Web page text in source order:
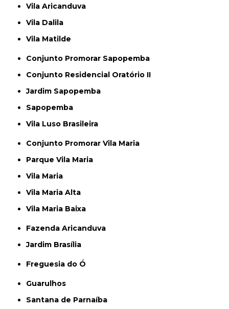
Vila Aricanduva
Vila Dalila
Vila Matilde
Conjunto Promorar Sapopemba
Conjunto Residencial Oratório II
Jardim Sapopemba
Sapopemba
Vila Luso Brasileira
Conjunto Promorar Vila Maria
Parque Vila Maria
Vila Maria
Vila Maria Alta
Vila Maria Baixa
Fazenda Aricanduva
Jardim Brasília
Freguesia do Ó
Guarulhos
Santana de Parnaíba